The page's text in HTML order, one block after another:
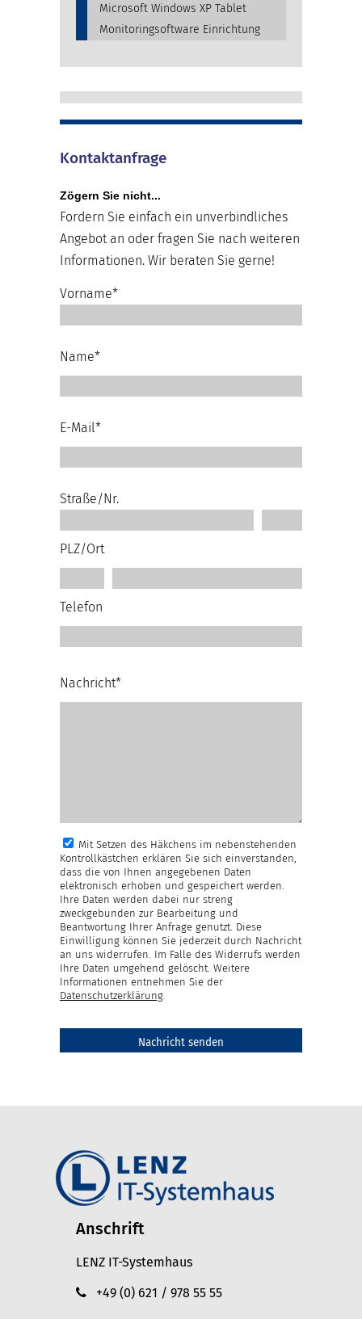
Microsoft Windows XP Tablet
Monitoringsoftware Einrichtung
Kontaktanfrage
Zögern Sie nicht...
Fordern Sie einfach ein unverbindliches
Angebot an oder fragen Sie nach weiteren
Informationen. Wir beraten Sie gerne!
Vorname*
Name*
E-Mail*
Straße/Nr.
PLZ/Ort
Telefon
Nachricht*
Mit Setzen des Häkchens im nebenstehenden
Kontrollkästchen erklären Sie sich einverstanden,
dass die von Ihnen angegebenen Daten
elektronisch erhoben und gespeichert werden.
Ihre Daten werden dabei nur streng
zweckgebunden zur Bearbeitung und
Beantwortung Ihrer Anfrage genutzt. Diese
Einwilligung können Sie jederzeit durch Nachricht
an uns widerrufen. Im Falle des Widerrufs werden
Ihre Daten umgehend gelöscht. Weitere
Informationen entnehmen Sie der
Datenschutzerklärung
Anschrift
LENZ IT-Systemhaus
+49 (0) 621 / 978 55 55